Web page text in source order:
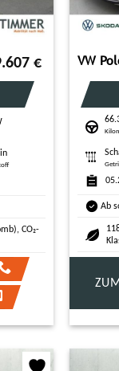
€
CO₂-
Ab